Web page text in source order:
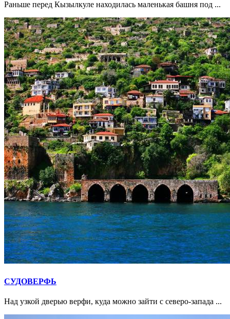
Раньше перед Кызылкуле находилась маленькая башня под ...
СУДОВЕРФЬ
Над узкой дверью верфи, куда можно зайти с северо-запада ...